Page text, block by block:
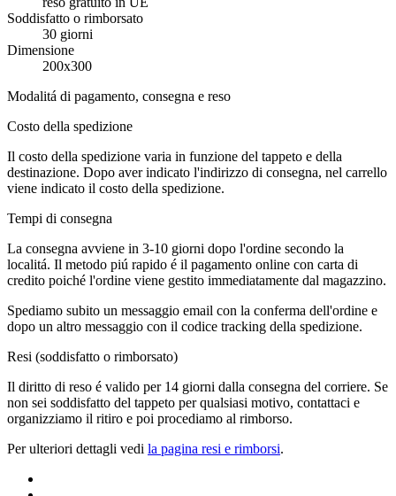
Soddisfatto o rimborsato
30 giorni
Dimensione
200x300
Modalitá di pagamento, consegna e reso
Costo della spedizione
Il costo della spedizione varia in funzione del tappeto e della
destinazione. Dopo aver indicato l'indirizzo di consegna, nel carrello
viene indicato il costo della spedizione.
Tempi di consegna
La consegna avviene in 3-10 giorni dopo l'ordine secondo la
localitá. Il metodo piú rapido é il pagamento online con carta di
credito poiché l'ordine viene gestito immediatamente dal magazzino.
Spediamo subito un messaggio email con la conferma dell'ordine e
dopo un altro messaggio con il codice tracking della spedizione.
Resi (soddisfatto o rimborsato)
Il diritto di reso é valido per 14 giorni dalla consegna del corriere. Se
non sei soddisfatto del tappeto per qualsiasi motivo, contattaci e
organizziamo il ritiro e poi procediamo al rimborso.
Per ulteriori dettagli vedi la pagina resi e rimborsi.